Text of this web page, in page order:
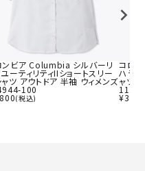
ンビア Columbia シルバーリ
ーティリティIIショートスリー
ツ アウトドア 半袖 ウィメンズ
100
(税込)
コロ
ハラフ
ャツ
¥